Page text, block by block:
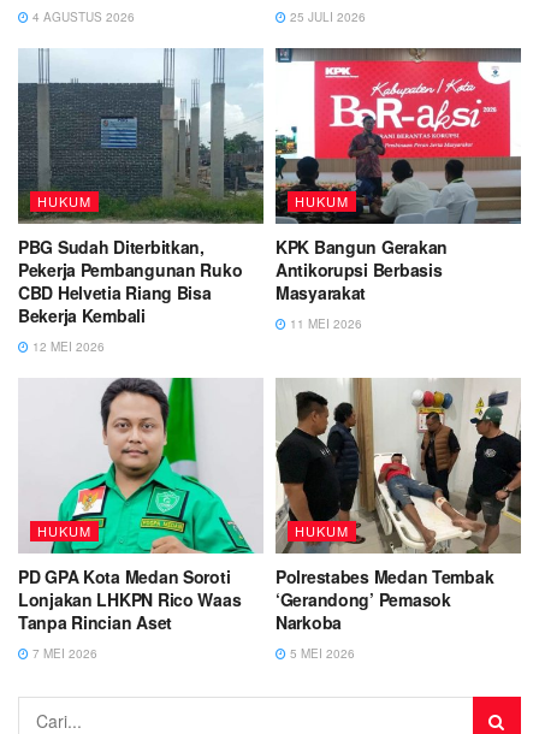
4 AGUSTUS 2026 25 JULI 2026
HUKUM
PBG Sudah Diterbitkan,
Pekerja Pembangunan Ruko
CBD Helvetia Riang Bisa
Bekerja Kembali
12 MEI 2026
HUKUM
KPK Bangun Gerakan
Antikorupsi Berbasis
Masyarakat
11 MEI 2026
HUKUM
PD GPA Kota Medan Soroti
Lonjakan LHKPN Rico Waas
Tanpa Rincian Aset
7 MEI 2026
HUKUM
Polrestabes Medan Tembak
‘Gerandong’ Pemasok
Narkoba
5 MEI 2026